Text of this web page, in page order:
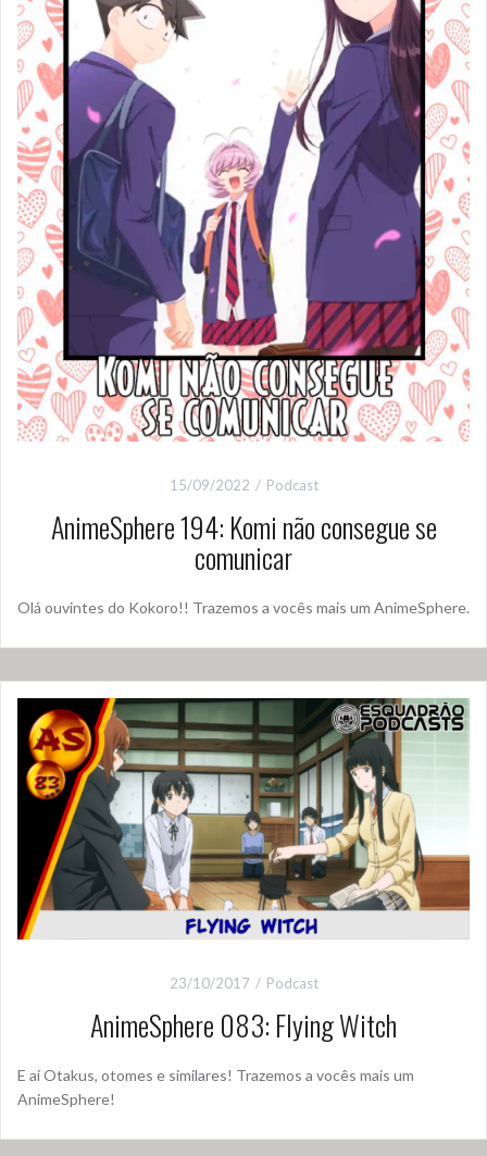
15/09/2022 Podcast
AnimeSphere 194: Komi não consegue se
comunicar
Olá ouvintes do Kokoro!! Trazemos a vocês mais um AnimeSphere.
23/10/2017 Podcast
AnimeSphere 083: Flying Witch
E aí Otakus, otomes e similares! Trazemos a vocês mais um
AnimeSphere!